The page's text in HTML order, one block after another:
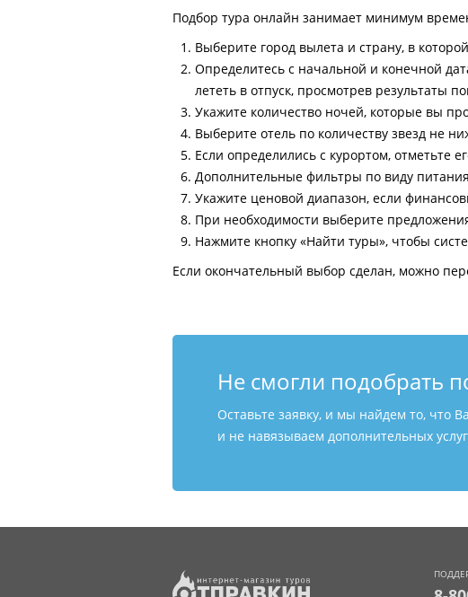
Подбор тура онлайн занимает минимум
Выберите город вылета и страну, в
Определитесь с начальной и конечной
лететь в отпуск, просмотрев результаты
Укажите количество ночей, которые вы
Выберите отель по количеству звезд не
Если определились с курортом, отметьте
Дополнительные фильтры по виду
Укажите ценовой диапазон, если
При необходимости выберите
Нажмите кнопку «Найти туры», чтобы
Если окончательный выбор сделан, можно
Не смогли подобрать
Оставьте заявку, и мы найдем то, что
и не навязываем дополнительных